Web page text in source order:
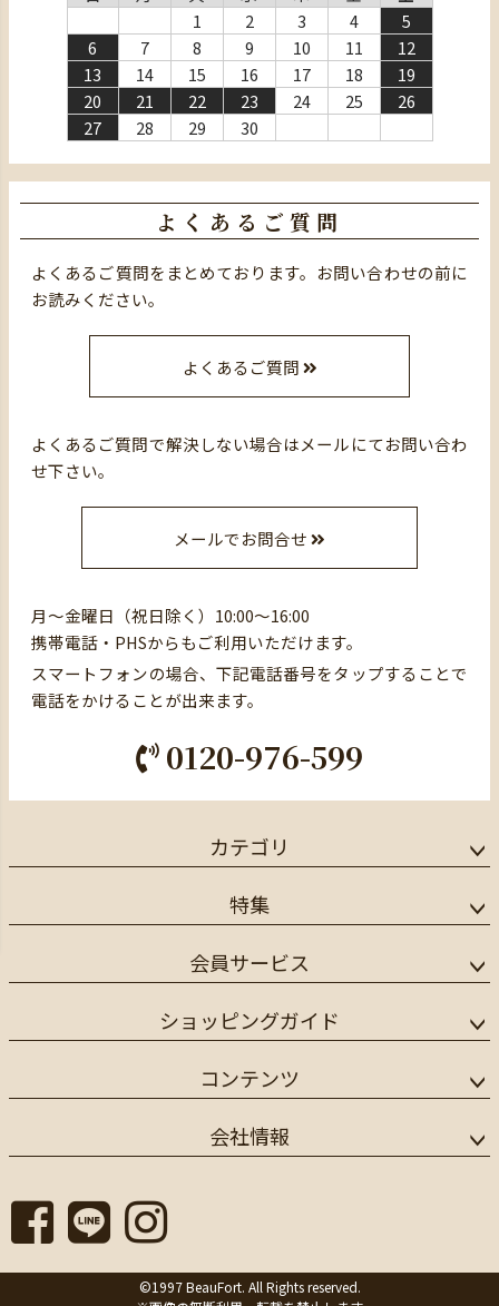
1
2 3 4
5
6
7 8 9 10 11
12
13
14 15 16 17 18
19
20
21 22 23 24 25
26
27
28 29 30
よくあるご質問
よくあるご質問をまとめております。お問い合わせの前に
お読みください。
よくあるご質問
よくあるご質問で解決しない場合はメールにてお問い合わ
せ下さい。
メールでお問合せ
月～金曜日（祝日除く）10:00～16:00
携帯電話・PHSからもご利用いただけます。
スマートフォンの場合、下記電話番号をタップすることで
電話をかけることが出来ます。
0120-976-599
カテゴリ
特集
会員サービス
ショッピングガイド
コンテンツ
会社情報
©1997 BeauFort. All Rights reserved.